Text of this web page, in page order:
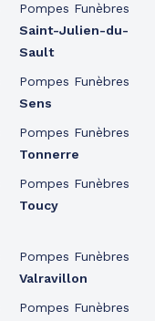
Pompes Funèbres
Saint-Julien-du-
Sault
Pompes Funèbres
Sens
Pompes Funèbres
Tonnerre
Pompes Funèbres
Toucy
Pompes Funèbres
Valravillon
Pompes Funèbres